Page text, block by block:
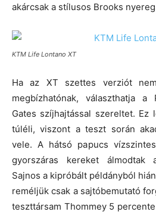
akárcsak a stílusos Brooks
KTM Life Lontano XT
Ha az XT szettes verziót
megbízhatónak, választhatja
Gates szíjhajtással szereltet. Ez
túléli, viszont a teszt során
vele. A hátsó papucs
gyorszáras kereket álmodtak
Sajnos a kipróbált példányból
reméljük csak a sajtóbemutató
teszttársam Thommey 5